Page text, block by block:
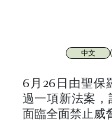
中文
6月26日由聖保
過一項新法案
面臨全面禁止威